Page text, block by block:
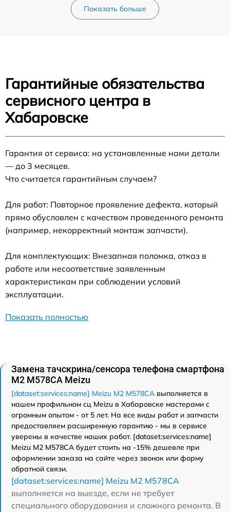
Показать больше
Гарантийные обязательства
сервисного центра в
Хабаровске
Гарантия от сервиса: на установленные нами детали
— до 3 месяцев.
Что считается гарантийным случаем?
Для работ: Повторное проявление дефекта, который
прямо обусловлен с качеством проведенного ремонта
(например, некорректный монтаж запчасти).
Для комплектующих: Внезапная поломка, отказ в
работе или несоответствие заявленным
характеристикам при соблюдении условий
эксплуатации.
Показать полностью
Замена тачскрина/сенсора телефона смартфона
M2 M578CA Meizu
[dataset:services:name] Meizu M2 M578CA выполняется в
нашем профильном сц Meizu в Хабаровске мастерами с
огромным опытом - от 5 лет. На все виды работ и запчасти
предоставляем расширенную гарантию - мы в сервисе
уверены в качестве наших работ. [dataset:services:name]
Meizu M2 M578CA будет стоить на -15% дешевле при
оформлении заказа на сайте через звонок или форму
обратной связи.
[dataset:services:name] Meizu M2 M578CA
выполняется на выезде, если не требует
специального оборудования и сложного ремонта. В